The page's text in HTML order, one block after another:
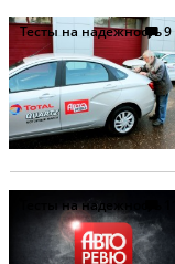
Тесты на надежность9
Тесты на надежность